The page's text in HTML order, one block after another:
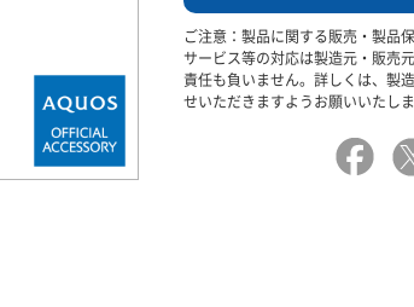
ご注意：製品に関する販売・製品
サービス等の対応は製造元・販売
責任も負いません。詳しくは、製
せいただきますようお願いいたしま